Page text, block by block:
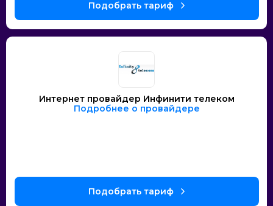
Интернет провайдер Инфинити телеком
Подробнее о провайдере